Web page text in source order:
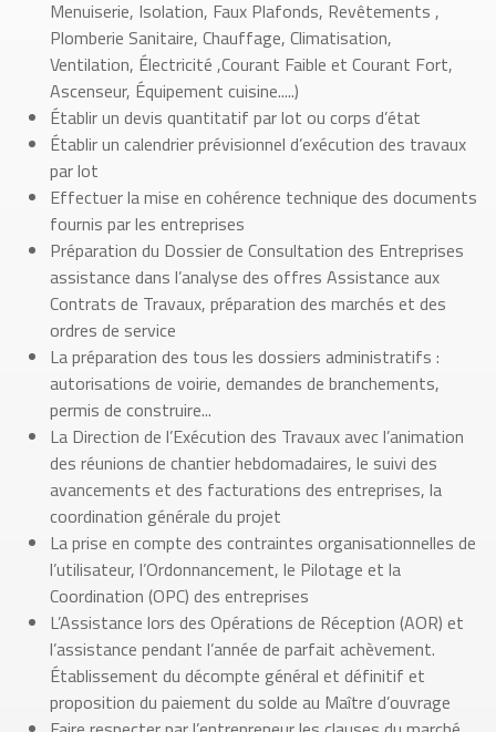
Menuiserie, Isolation, Faux Plafonds, Revêtements ,
Plomberie Sanitaire, Chauffage, Climatisation,
Ventilation, Électricité ,Courant Faible et Courant Fort,
Ascenseur, Équipement cuisine.....)
Établir un devis quantitatif par lot ou corps d’état
Établir un calendrier prévisionnel d’exécution des travaux
par lot
Effectuer la mise en cohérence technique des documents
fournis par les entreprises
Préparation du Dossier de Consultation des Entreprises
assistance dans l’analyse des offres Assistance aux
Contrats de Travaux, préparation des marchés et des
ordres de service
La préparation des tous les dossiers administratifs :
autorisations de voirie, demandes de branchements,
permis de construire...
La Direction de l’Exécution des Travaux avec l’animation
des réunions de chantier hebdomadaires, le suivi des
avancements et des facturations des entreprises, la
coordination générale du projet
La prise en compte des contraintes organisationnelles de
l’utilisateur, l’Ordonnancement, le Pilotage et la
Coordination (OPC) des entreprises
L’Assistance lors des Opérations de Réception (AOR) et
l’assistance pendant l’année de parfait achèvement.
Établissement du décompte général et définitif et
proposition du paiement du solde au Maître d’ouvrage